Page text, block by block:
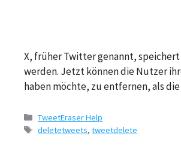
X, früher Twitter genannt,
werden. Jetzt können die Nutzer
haben möchte, zu entfernen, als die
Kategorien
TweetEraser Help
Tags
deletetweets,tweetdelete